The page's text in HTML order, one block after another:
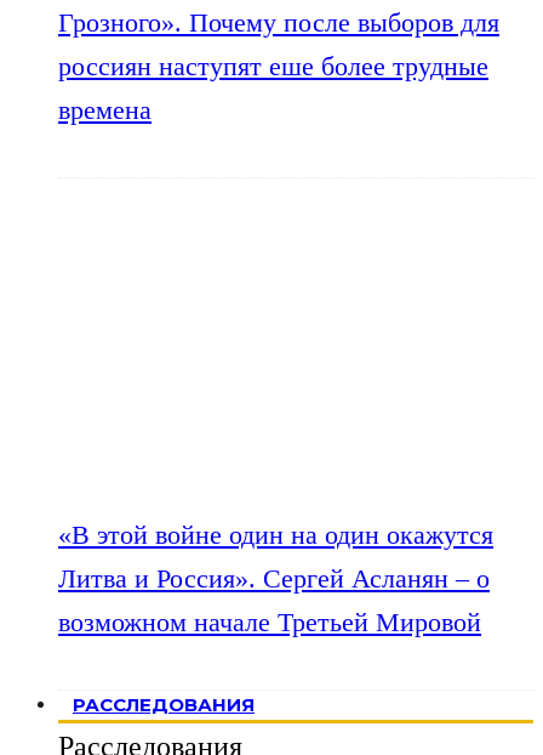
Грозного». Почему после выборов для
россиян наступят еше более трудные
времена
«В этой войне один на один окажутся
Литва и Россия». Сергей Асланян – о
возможном начале Третьей Мировой
РАССЛЕДОВАНИЯ
Расследования